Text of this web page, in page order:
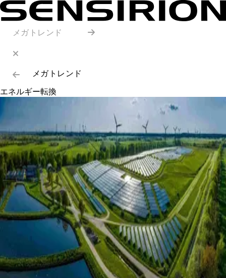
メガトレンド
メガトレンド
エネルギー転換